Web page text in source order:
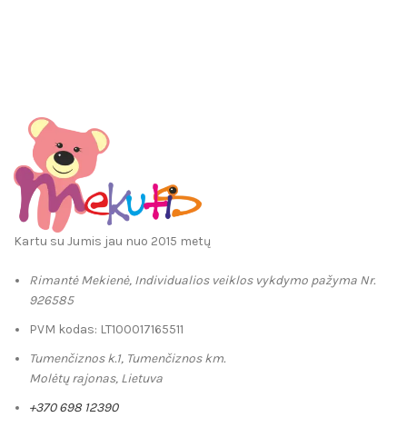
Kartu su Jumis jau nuo 2015 metų
Rimantė Mekienė, Individualios veiklos vykdymo pažyma Nr.
926585
PVM kodas: LT100017165511
Tumenčiznos k.1, Tumenčiznos km.
Molėtų rajonas, Lietuva
+370 698 12390